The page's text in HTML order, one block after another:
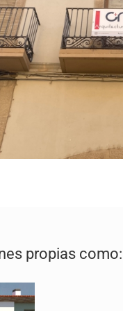
propias como: